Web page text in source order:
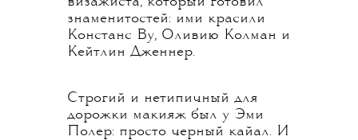
знаменитостей: ими красили
Констанс Ву, Оливию Колман и
Кейтлин Дженнер.
Строгий и нетипичный для
дорожки макияж был у Эми
Полер: просто черный кайал. И